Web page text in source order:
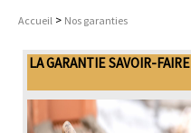
Accueil > Nos garanties
LA GARANTIE SAVOIR-FAIRE